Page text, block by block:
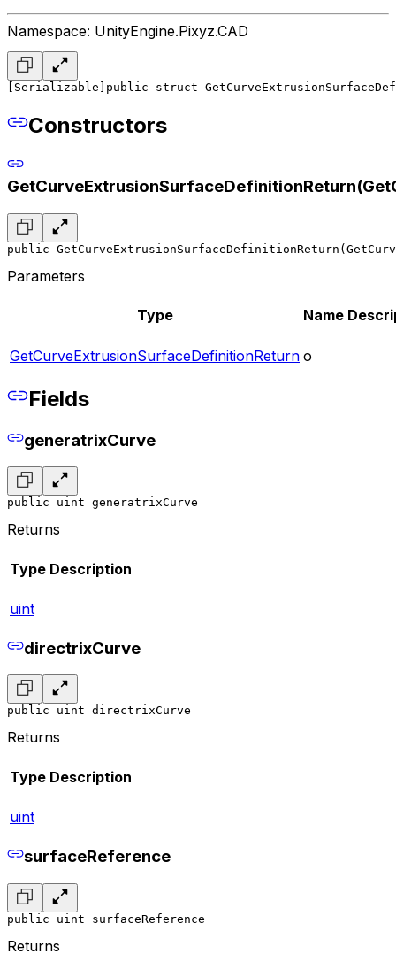
Namespace: UnityEngine.Pixyz.CAD
[Serializable] public struct
Constructors
public
Parameters
Type Name
GetCurveExtrusionSurfaceDefinitionReturn o
Fields
generatrixCurve
public uint generatrixCurve
Returns
Type Description
uint
directrixCurve
public uint directrixCurve
Returns
Type Description
uint
surfaceReference
public uint surfaceReference
Returns